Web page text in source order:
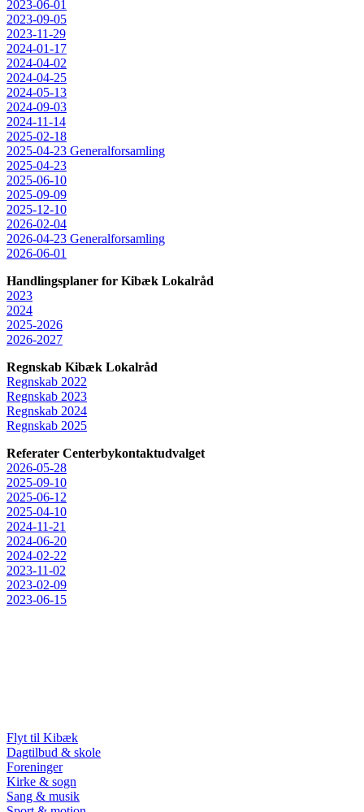
2023-06-01
2023-09-05
2023-11-29
2024-01-17
2024-04-02
2024-04-25
2024-05-13
2024-09-03
2024-11-14
2025-02-18
2025-04-23 Generalforsamling
2025-04-23
2025-06-10
2025-09-09
2025-12-10
2026-02-04
2026-04-23 Generalforsamling
2026-06-01
Handlingsplaner for Kibæk Lokalråd
2023
2024
2025-2026
2026-2027
Regnskab Kibæk Lokalråd
Regnskab 2022
Regnskab 2023
Regnskab 2024
Regnskab 2025
Referater Centerbykontaktudvalget
2026-05-28
2025-09-10
2025-06-12
2025-04-10
2024-11-21
2024-06-20
2024-02-22
2023-11-02
2023-02-09
2023-06-15
Flyt til Kibæk
Dagtilbud & skole
Foreninger
Kirke & sogn
Sang & musik